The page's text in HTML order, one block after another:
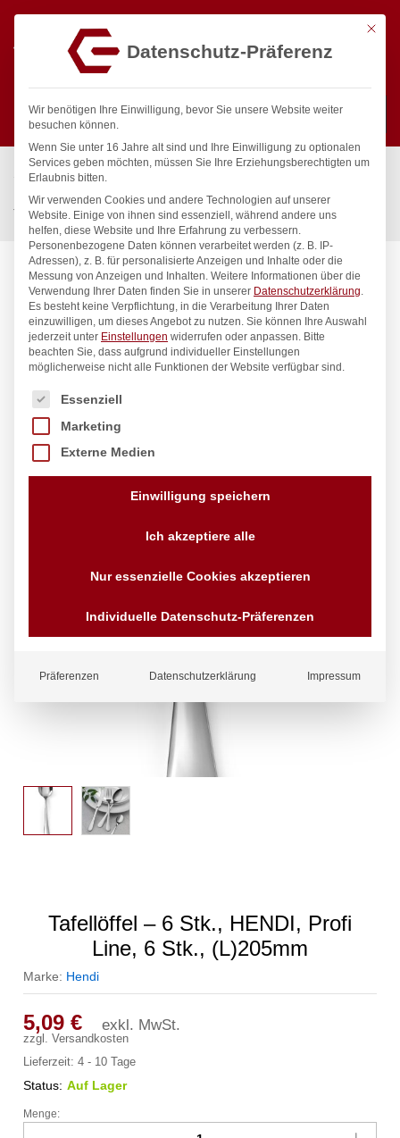
Suchen
Start / Gastronomiebedarf & Gastro Geräte für Profis
Präsentation
Besteck
Tafellöffel – 6 Stk., HENDI, Profi Line, 6 Stk., (L)205mm
Tafellöffel – 6 Stk., HENDI, Profi
Line, 6 Stk., (L)205mm
Marke: Hendi
5,09€ exkl. MwSt.
zzgl.Versandkosten
Lieferzeit:4 - 10 Tage
Status: Auf Lager
Tafellöffel
Menge:
Mit
Datenschutz-Präferenz
Wir benötigen Ihre Einwilligung, bevor Sie unsere Website weiter
besuchen können.
Wenn Sie unter 16 Jahre alt sind und Ihre Einwilligung zu optionalen
Services geben möchten, müssen Sie Ihre Erziehungsberechtigten um
Erlaubnis bitten.
Wir verwenden Cookies und andere Technologien auf unserer
Website. Einige von ihnen sind essenziell, während andere uns
helfen, diese Website und Ihre Erfahrung zu verbessern.
Personenbezogene Daten können verarbeitet werden (z. B. IP-
Adressen), z. B. für personalisierte Anzeigen und Inhalte oder die
Messung von Anzeigen und Inhalten. Weitere Informationen über die
Verwendung Ihrer Daten finden Sie in unserer Datenschutzerklärung.
Es besteht keine Verpflichtung, in die Verarbeitung Ihrer Daten
einzuwilligen, um dieses Angebot zu nutzen. Sie können Ihre Auswahl
jederzeit unter Einstellungen widerrufen oder anpassen. Bitte
beachten Sie, dass aufgrund individueller Einstellungen
möglicherweise nicht alle Funktionen der Website verfügbar sind.
Es folgt eine Liste der Service-Gruppen, für die eine
Essenziell
Marketing
Externe Medien
Einwilligung speichern
Ich akzeptiere alle
Nur essenzielle Cookies akzeptieren
Individuelle Datenschutz-Präferenzen
Präferenzen Datenschutzerklärung Impressum